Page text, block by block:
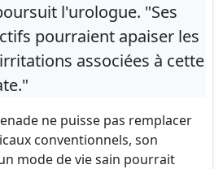
l'urologue. "Ses
pourraient apaiser les
associées à cette
ne puisse pas remplacer
conventionnels, son
mode de vie sain pourrait